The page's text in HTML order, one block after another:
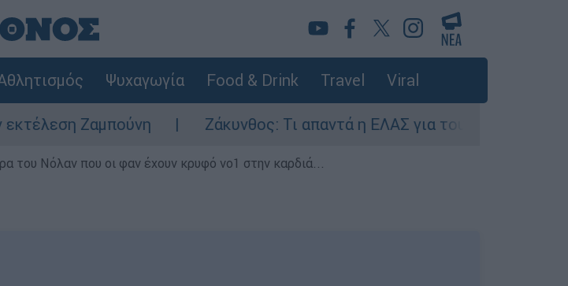
Ψυχαγωγία Food & Drink Travel Viral
Ζαμπούνη Ζάκυνθος: Τι απαντά η ΕΛΑΣ για τους 8 βιασμούς
του Νόλαν που οι φαν έχουν κρυφό νο1 στην καρδιά...